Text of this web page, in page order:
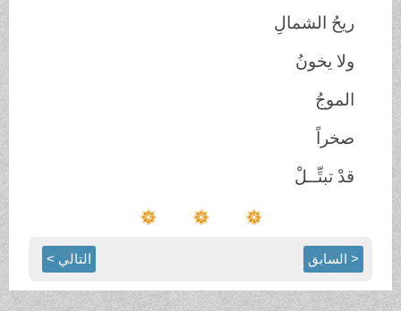
ريحُ الشمالِ
ولا يخونُ
الموجُ
صخراً
قدْ تبتِّــلْ
< السابق التالي >